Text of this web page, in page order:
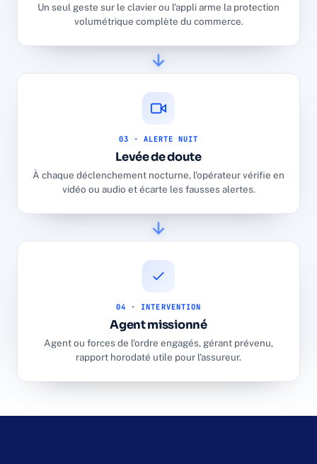
Un seul geste sur le clavier ou l'appli arme la protection
volumétrique complète du commerce.
03 · ALERTE NUIT
Levée de doute
À chaque déclenchement nocturne, l'opérateur vérifie en
vidéo ou audio et écarte les fausses alertes.
04 · INTERVENTION
Agent missionné
Agent ou forces de l'ordre engagés, gérant prévenu,
rapport horodaté utile pour l'assureur.